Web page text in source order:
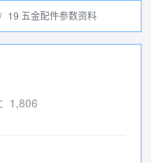
19 五金配件参数资料
1,806